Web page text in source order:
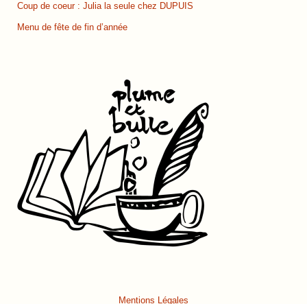
Coup de coeur : Julia la seule chez DUPUIS
Menu de fête de fin d’année
Mentions Légales